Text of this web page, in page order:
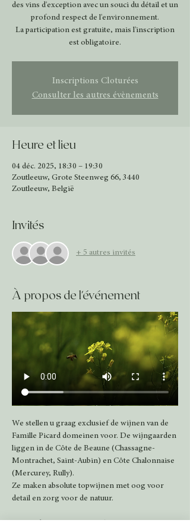
des vins d'exception avec un souci du détail et un
profond respect de l'environnement.
La participation est gratuite, mais l'inscription
est obligatoire.
Inscriptions Cloturées
Consulter les autres évènements
Heure et lieu
04 déc. 2025, 18:30 – 19:30
Zoutleeuw, Grote Steenweg 66, 3440
Zoutleeuw, België
Invités
+ 5 autres invités
À propos de l'événement
We stellen u graag exclusief de wijnen van de
Famille Picard domeinen voor. De wijngaarden
liggen in de Côte de Beaune (Chassagne-
Montrachet, Saint-Aubin) en Côte Chalonnaise
(Mercurey, Rully).
Ze maken absolute topwijnen met oog voor
detail en zorg voor de natuur.